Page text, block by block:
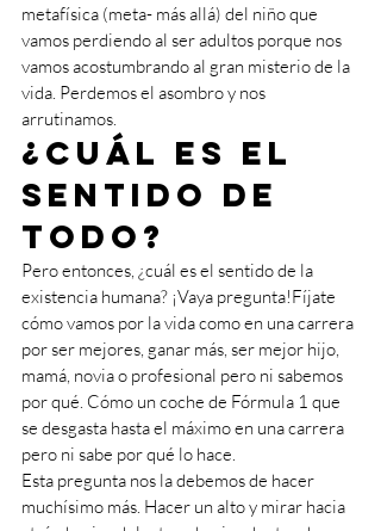
metafísica (meta- más allá) del niño que
vamos perdiendo al ser adultos porque nos
vamos acostumbrando al gran misterio de la
vida. Perdemos el asombro y nos
arrutinamos.
¿Cuál es el
sentido de
todo?
Pero entonces, ¿cuál es el sentido de la
existencia humana? ¡Vaya pregunta!Fíjate
cómo vamos por la vida como en una carrera
por ser mejores, ganar más, ser mejor hijo,
mamá, novia o profesional pero ni sabemos
por qué. Cómo un coche de Fórmula 1 que
se desgasta hasta el máximo en una carrera
pero ni sabe por qué lo hace.
Esta pregunta nos la debemos de hacer
muchísimo más. Hacer un alto y mirar hacia